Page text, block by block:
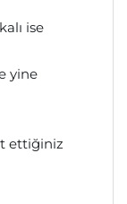
ise
yine
ettiğiniz